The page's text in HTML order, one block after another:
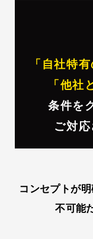
「自社特
「他社
条件を
ご対応
コンセプトが
不可能